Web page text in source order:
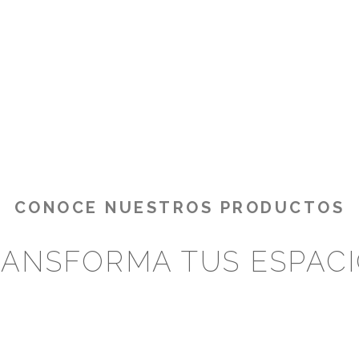
CONOCE NUESTROS PRODUCTOS
TUS